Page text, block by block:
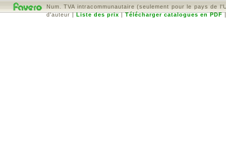
Num. TVA intracommunautaire (seulement pour le pays de
d'auteur|Liste des prix|Télécharger catalogues en PDF